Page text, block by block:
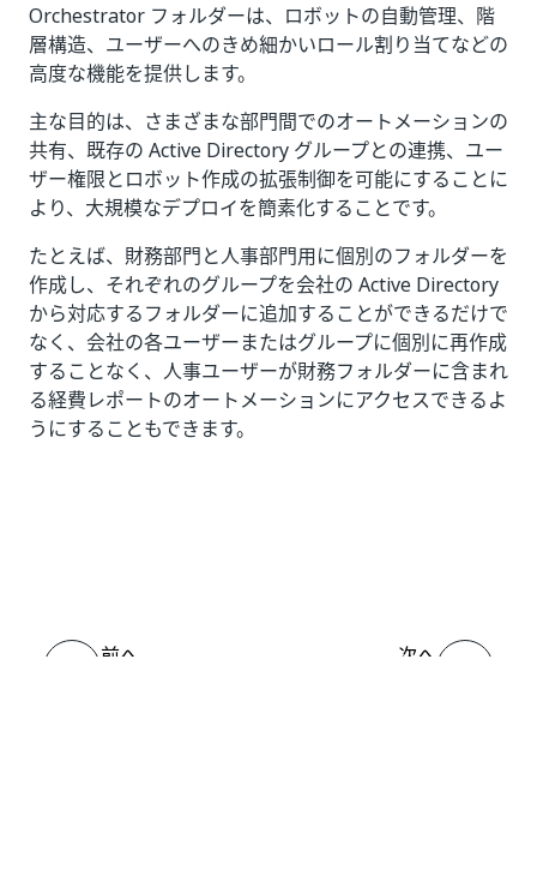
Orchestrator フォルダーは、ロボットの自動管理、階
層構造、ユーザーへのきめ細かいロール割り当てなどの
高度な機能を提供します。
主な目的は、さまざまな部門間でのオートメーションの
共有、既存の Active Directory グループとの連携、ユー
ザー権限とロボット作成の拡張制御を可能にすることに
より、大規模なデプロイを簡素化することです。
たとえば、財務部門と人事部門用に個別のフォルダーを
作成し、それぞれのグループを会社の Active Directory
から対応するフォルダーに追加することができるだけで
なく、会社の各ユーザーまたはグループに個別に再作成
することなく、人事ユーザーが財務フォルダーに含まれ
る経費レポートのオートメーションにアクセスできるよ
うにすることもできます。
前へ
次へ